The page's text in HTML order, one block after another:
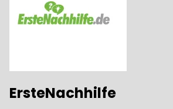
ErsteNachhilfe